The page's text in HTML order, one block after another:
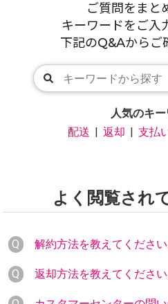
ご質問をまと
キーワードをご入
下記のQ&Aからご